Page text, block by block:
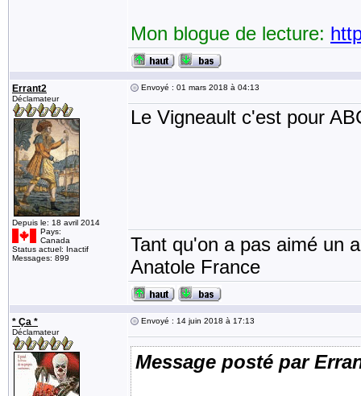
Mon blogue de lecture:
Errant2
Déclamateur
Depuis le: 18 avril 2014
Pays:
Canada
Status actuel: Inactif
Messages: 899
Envoyé : 01 mars 2018 à 04:13
Le Vigneault c'est pour
Tant qu'on a pas aimé un
Anatole France
* Ça *
Déclamateur
Envoyé : 14 juin 2018 à 17:13
Message posté par